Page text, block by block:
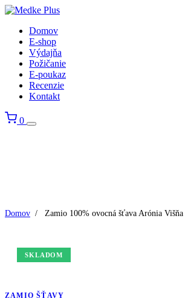
Domov
E-shop
Výdajňa
Požičanie
E-poukaz
Recenzie
Kontakt
0
Domov / Zamio 100% ovocná šťava Arónia
SKLADOM
ZAMIO ŠŤAVY